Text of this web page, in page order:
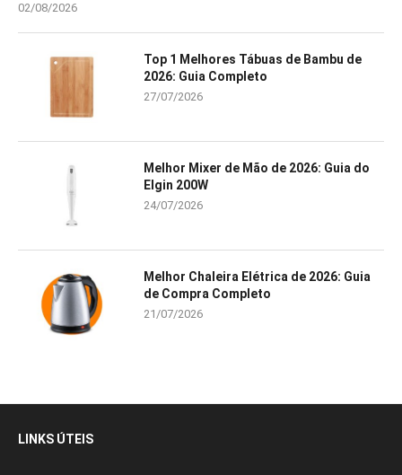
02/08/2026
Top 1 Melhores Tábuas de Bambu de
2026: Guia Completo
27/07/2026
Melhor Mixer de Mão de 2026: Guia do
Elgin 200W
24/07/2026
Melhor Chaleira Elétrica de 2026: Guia
de Compra Completo
21/07/2026
LINKS ÚTEIS